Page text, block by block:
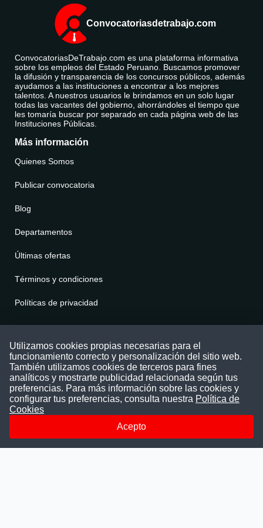
Convocatoriasdetrabajo.com
ConvocatoriasDeTrabajo.com es una plataforma informativa
sobre los empleos del Estado Peruano. Buscamos promover
la difusión y transparencia de los concursos públicos, además
ayudamos a las instituciones a encontrar a los mejores
talentos. A nuestros usuarios le brindamos en un solo lugar
todas las vacantes del gobierno, ahorrándoles el tiempo que
les tomaría buscar por separado en cada página web de las
Instituciones Públicas.
Más información
Quienes Somos
Publicar convocatoria
Blog
Departamentos
Últimas ofertas
Términos y condiciones
Políticas de privacidad
Puede comunicarse con nosotros a través
nuestras redes sociales o del correo:
contacto@convocatoriasdetrabajo.com
Siguenos en:
Utilizamos cookies propias necesarias para el
funcionamiento correcto y personalización del sitio web.
También utilizamos cookies de terceros para fines
analíticos y mostrarte publicidad relacionada según tus
preferencias. Para más información sobre las cookies y
configurar tus preferencias, consulta nuestra Política de
Cookies
Acepto